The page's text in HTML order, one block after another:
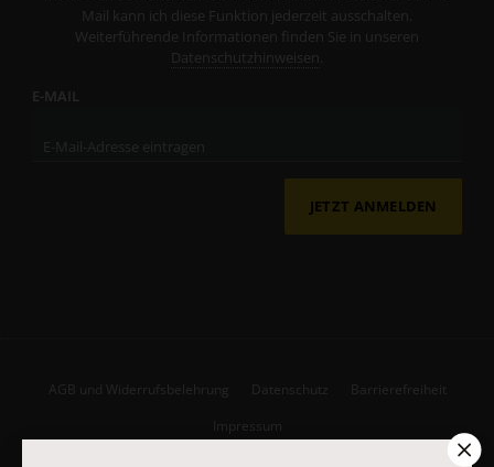
Mail kann ich diese Funktion jederzeit ausschalten.
Weiterführende Informationen finden Sie in unseren
Datenschutzhinweisen
E-MAIL
JETZT ANMELDEN
AGB und Widerrufsbelehrung Datenschutz Barrierefreiheit
Impressum